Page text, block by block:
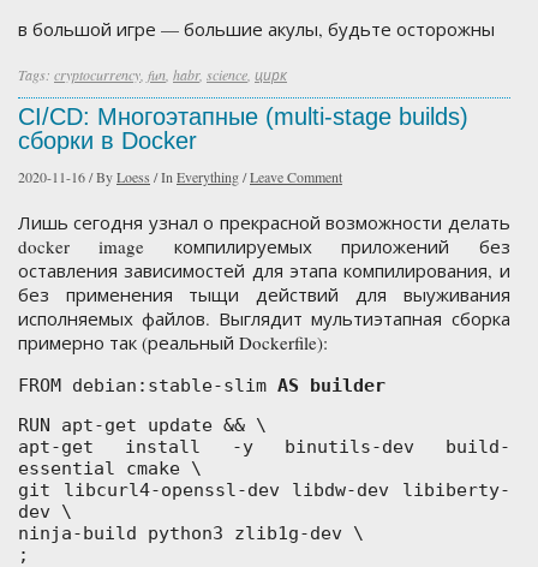
в большой игре — большие акулы, будьте осторожны
Tags: cryptocurrency fun habr, science цирк
CI/CD: Многоэтапные (multi-stage builds)
сборки в Docker
2020-11-16/ByLoess /In Everything/Leave Comment
Лишь сегодня узнал о прекрасной возможности делать
docker image компилируемых приложений без
оставления зависимостей для этапа компилирования, и
без применения тыщи действий для выуживания
исполняемых файлов. Выглядит мультиэтапная сборка
примерно так (реальный Dockerfile):
FROM debian:stable-slim AS builder
RUN apt-get update && \
apt-get install -y binutils-dev build-
essential cmake \
git libcurl4-openssl-dev libdw-dev libiberty-
dev \
ninja-build python3 zlib1g-dev \
;